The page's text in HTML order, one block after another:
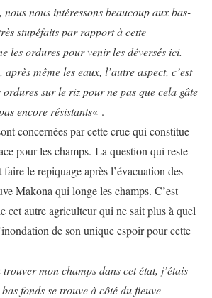
nous nous intéressons beaucoup aux bas-
stupéfaits par rapport à cette
les ordures pour venir les déversés ici.
après même les eaux, l’autre aspect, c’est
sur le riz pour ne pas que cela gâte
encore résistants« .
concernées par cette crue qui constitue
pour les champs. La question qui reste
faire le repiquage après l’évacuation des
Makona qui longe les champs. C’est
cet autre agriculteur qui ne sait plus à quel
de son unique espoir pour cette
mon champs dans cet état, j’étais
fonds se trouve à côté du fleuve